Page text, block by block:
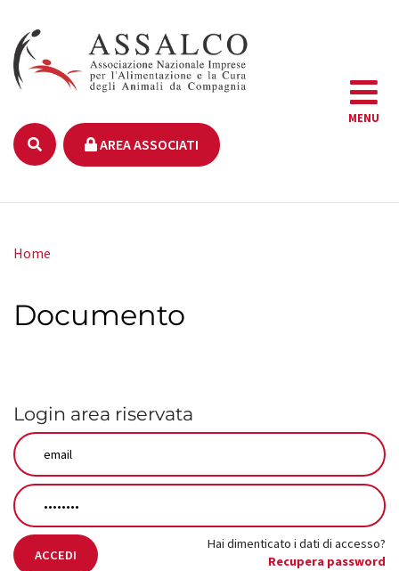
MENU
AREA ASSOCIATI
Home
Documento
Login area riservata
ACCEDI
Hai dimenticato i dati di accesso?
Recupera password